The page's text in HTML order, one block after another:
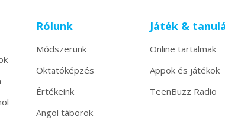
Rólunk
Módszerünk
Oktatóképzés
Értékeink
Angol táborok
Játék &
Online tartalmak
Appok és játékok
TeenBuzz Radio